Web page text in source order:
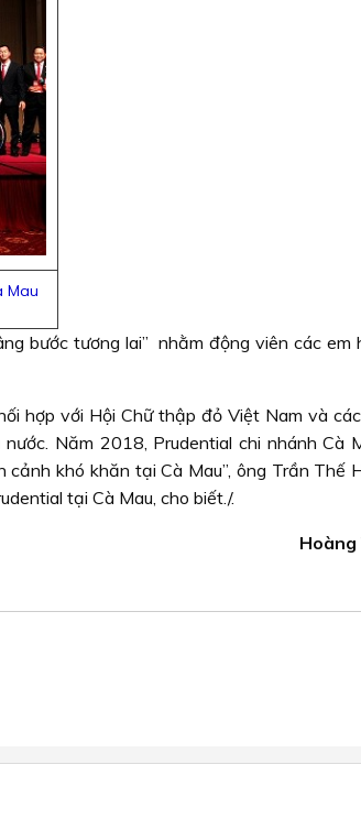
Mau
bước tương lai” nhằm động viên các em
hợp với Hội Chữ thập đỏ Việt Nam và
Năm 2018, Prudential chi nhánh Cà
khó khăn tại Cà Mau”, ông Trần Thế
tại Cà Mau, cho biết./.
Hoàng